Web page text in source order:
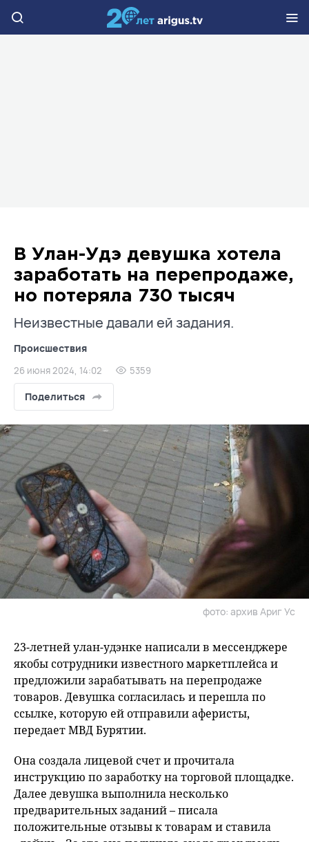
В Улан-Удэ девушка хотела
заработать на перепродаже,
но потеряла 730 тысяч
Неизвестные давали ей задания.
Происшествия
26 июня 2024, 14:02 5359
Поделиться
фото: архив Ариг Ус
23-летней улан-удэнке написали в мессенджере
якобы сотрудники известного маркетплейса и
предложили зарабатывать на перепродаже
товаров. Девушка согласилась и перешла по
ссылке, которую ей отправили аферисты,
передает МВД Бурятии.
Она создала лицевой счет и прочитала
инструкцию по заработку на торговой площадке.
Далее девушка выполнила несколько
предварительных заданий – писала
положительные отзывы к товарам и ставила